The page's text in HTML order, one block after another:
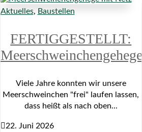
Aktuelles, Baustellen
FERTIGGESTELLT:
Meerschweinchengehege
Viele Jahre konnten wir unsere
Meerschweinchen "frei" laufen lassen,
dass heißt als nach oben...
22. Juni 2026